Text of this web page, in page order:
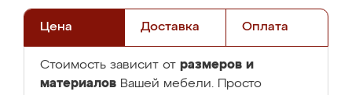
Цена Доставка Оплата
Стоимость зависит от размеров и
материалов Вашей мебели. Просто